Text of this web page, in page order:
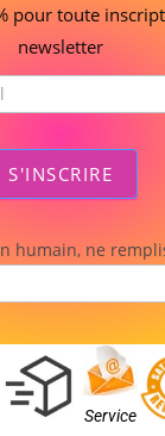
pour toute
newsletter
S'INSCRIRE
humain, ne
Service